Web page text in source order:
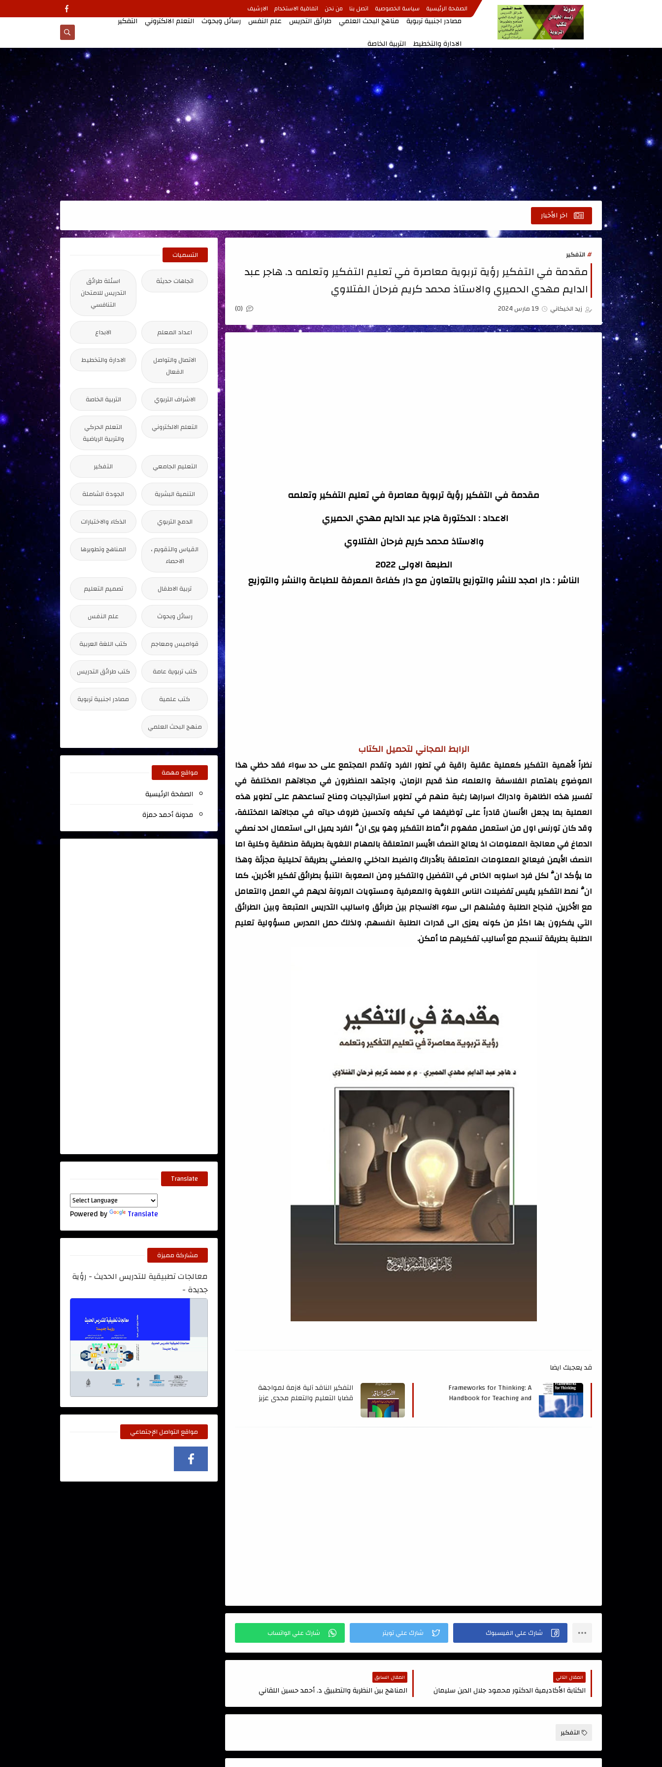
الصفحة الرئيسية سياسة الخصوصية اتصل بنا من نحن اتفاقية الاستخدام الارشيف
مصادر اجنبية تربوية مناهج البحث العلمي طرائق التدريس علم النفس رسائل وبحوث التعلم الالكتروني التفكير
الادارة والتخطيط
التربية الخاصة
اخر الأخبار معالجات تطبيقية
التفكير
مقدمة في التفكير رؤية تربوية معاصرة في تعليم التفكير وتعلمه د. هاجر عبد
الدايم مهدي الحميري والاستاذ محمد كريم فرحان الفتلاوي
زيد الخيكاني 19 مارس 2024 (0)
مقدمة في التفكير رؤية تربوية معاصرة في تعليم التفكير وتعلمه
الاعداد : الدكتورة هاجر عبد الدايم مهدي الحميري
والاستاذ محمد كريم فرحان الفتلاوي
الطبعة الاولى 2022
الناشر : دار امجد للنشر والتوزيع بالتعاون مع دار كفاءة المعرفة للطباعة والنشر والتوزيع
الرابط المجاني لتحميل الكتاب
نظراً لأهمية التفكير كعملية عقلية راقية في تطور الفرد وتقدم المجتمع على حد سواء فقد حظي هذا
الموضوع باهتمام الفلاسفة والعلماء منذ قديم الزمان، واجتهد المنظرون في مجالاتهم المختلفة في
تفسير هذه الظاهرة وادراك اسرارها رغبة منهم في تطوير استراتيجيات ومناح تساعدهم على تطوير هذه
العملية بما يجعل الأنسان قادراً على توظيفها في تكيفه وتحسين ظروف حياته في مجالاتها المختلفة،
وقد كان تورنس اول من استعمل مفهوم انَّماط التفكير وهو يرى انَّ الفرد يميل الى استعمال احد نصفي
الدماغ في معالجة المعلومات اذ يعالج النصف الأيسر المتعلقة بالمهام اللغوية بطريقة منطقية وكلية اما
النصف الأيمن فيعالج المعلومات المتعلقة بالأدراك والضبط الداخلي والعضلي بطريقة تحليلية مجزئة وهذا
ما يؤكد انَّ لكل فرد اسلوبه الخاص في التفضيل والتفكير ومن الصعوبة التنبؤ بطرائق تفكير الأخرين، كما
انَّ نمط التفكير يقيس تفضيلات الناس اللغوية والمعرفية ومستويات المرونة لديهم في العمل والتعامل
مع الأخرين، فنجاح الطلبة وفشلهم الى سوء الانسجام بين طرائق واساليب التدريس المتبعة وبين الطرائق
التي يفكرون بها اكثر من كونه يعزى الى قدرات الطلبة انفسهم، ولذلك حمل المدرس مسؤولية تعليم
الطلبة بطريقة تنسجم مع أساليب تفكيرهم ما أمكن.
قد يعجبك ايضا
Frameworks for Thinking: A
Handbook for Teaching and
التفكير الناقد آلية لازمة لمواجهة
قضايا التعليم والتعلم مجدي عزيز
المقال التالي
الكتابة الأكاديمية الدكتور محمود جلال الدين سليمان
المقال السابق
المناهج بين النظرية والتطبيق د. أحمد حسين اللقاني
التفكير
التسميات
اتجاهات حديثة
اسئلة طرائق
التدريس للامتحان
التنافسي
اعداد المعلم الابداع
الاتصال والتواصل
الفعال
الادارة والتخطيط
الاشراف التربوي التربية الخاصة
التعلم الالكتروني
التعلم الحركي
والتربية الرياضية
التعليم الجامعي التفكير
التنمية البشرية الجودة الشاملة
الدمج التربوي الذكاء والاختبارات
القياس والتقويم ،
الاحصاء
المناهج وتطويرها
تربية الاطفال تصميم التعليم
رسائل وبحوث علم النفس
قواميس ومعاجم كتب اللغة العربية
كتب تربوية عامة كتب طرائق التدريس
كتب علمية مصادر اجنبية تربوية
منهج البحث العلمي
مواقع مهمة
الصفحة الرئيسية
مدونة أحمد حمزة
Translate
Powered by Translate
مشاركة مميزة
معالجات تطبيقية للتدريس الحديث - رؤية
جديدة -
مواقع التواصل الإجتماعي